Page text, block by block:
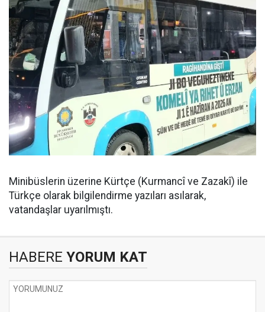
Minibüslerin üzerine Kürtçe (Kurmancî ve Zazakî) ile
Türkçe olarak bilgilendirme yazıları asılarak,
vatandaşlar uyarılmıştı.
HABERE YORUM KAT